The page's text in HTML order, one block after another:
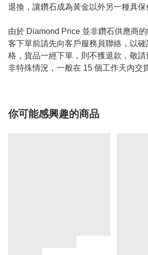
退換，讓鑽石成為黃金以外另一種具保
由於 Diamond Price 並非鑽石供應商
客下單前請先向客戶服務員聯絡，以
格，貨品一經下單，則不獲退款，敬
非特殊情況，一般在 15 個工作天內交
你可能感興趣的商品